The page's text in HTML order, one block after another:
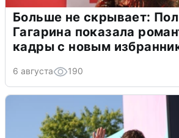
Больше не скрывает:
Гагарина показала
кадры с новым
6 августа 190